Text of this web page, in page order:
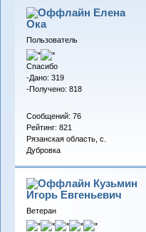
Елена
Ока
Пользователь
Спасибо
-Дано: 319
-Получено: 818
Сообщений: 76
Рейтинг: 821
Рязанская область, с.
Дубровка
Кузьмин
Игорь Евгеньевич
Ветеран